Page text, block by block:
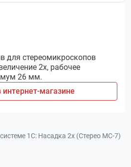
для стереомикроскопов
2х, рабочее
26 мм.
интернет-магазине
1С: Насадка 2х (Стерео МС-7)